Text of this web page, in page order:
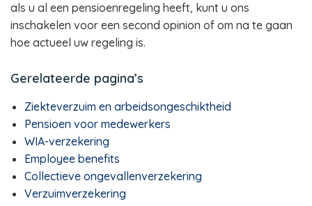
als u al een pensioenregeling heeft, kunt u ons
inschakelen voor een second opinion of om na te gaan
hoe actueel uw regeling is.
Gerelateerde pagina’s
Ziekteverzuim en arbeidsongeschiktheid
Pensioen voor medewerkers
WIA-verzekering
Employee benefits
Collectieve ongevallenverzekering
Verzuimverzekering